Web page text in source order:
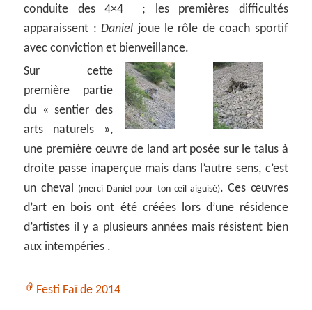
conduite des 4×4 ; les premières difficultés
apparaissent :Daniel joue le rôle de coach sportif
avec conviction et bienveillance.
Sur cette
première partie
du « sentier des
arts naturels »,
une première œuvre de land art posée sur le talus à
droite passe inaperçue mais dans l’autre sens, c’est
un cheval (merci Daniel pour ton œil aiguisé). Ces œuvres
d’art en bois ont été créées lors d’une résidence
d’artistes il y a plusieurs années mais résistent bien
aux intempéries .
Festi Faï de 2014